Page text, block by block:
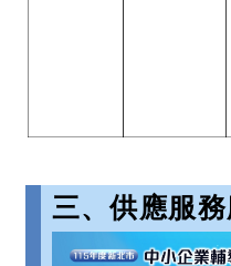
三、供應服務